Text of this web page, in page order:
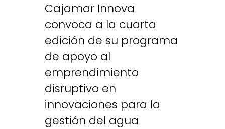
Cajamar Innova
convoca a la cuarta
edición de su programa
de apoyo al
emprendimiento
disruptivo en
innovaciones para la
gestión del agua